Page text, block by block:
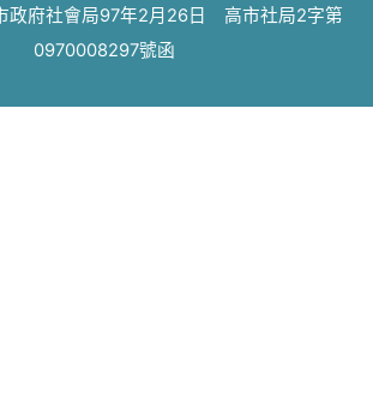
政府社會局97年2月26日 高市社局2字第
0970008297號函